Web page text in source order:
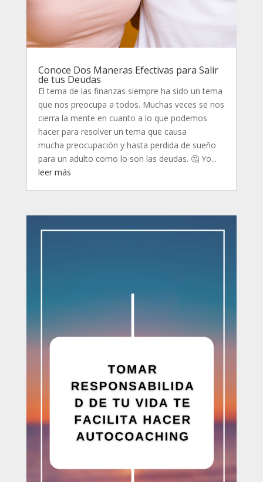
Conoce Dos Maneras Efectivas para Salir
de tus Deudas
El tema de las finanzas siempre ha sido un tema
que nos preocupa a todos. Muchas veces se nos
cierra la mente en cuanto a lo que podemos
hacer para resolver un tema que causa
mucha preocupación y hasta perdida de sueño
para un adulto como lo son las deudas. 🤔 Yo...
leer más